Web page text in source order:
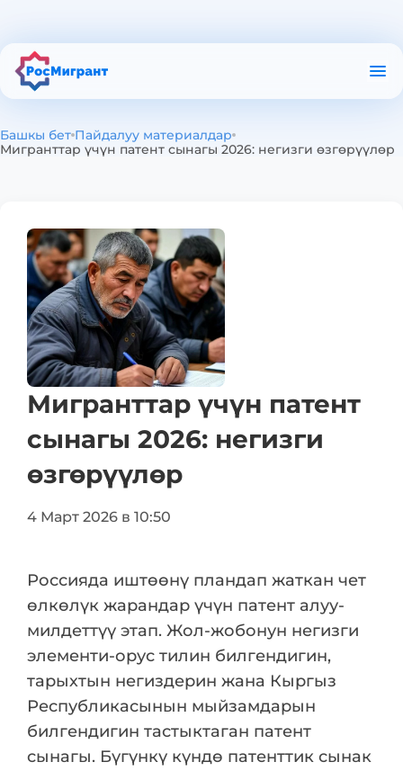
Тиркеме жөнүндө
Пайдалуу материалдар
Патентти текшерүү
Башкы бет Пайдалуу материалдар
Мигранттар үчүн патент сынагы 2026: негизги өзгөрүүлөр
Мигранттар үчүн патент
сынагы 2026: негизги
өзгөрүүлөр
4 Март 2026 в 10:50
Россияда иштөөнү пландап жаткан чет
өлкөлүк жарандар үчүн патент алуу-
милдеттүү этап. Жол-жобонун негизги
элементи-орус тилин билгендигин,
тарыхтын негиздерин жана Кыргыз
Республикасынын мыйзамдарын
билгендигин тастыктаган патент
сынагы. Бүгүнкү күндө патенттик сынак